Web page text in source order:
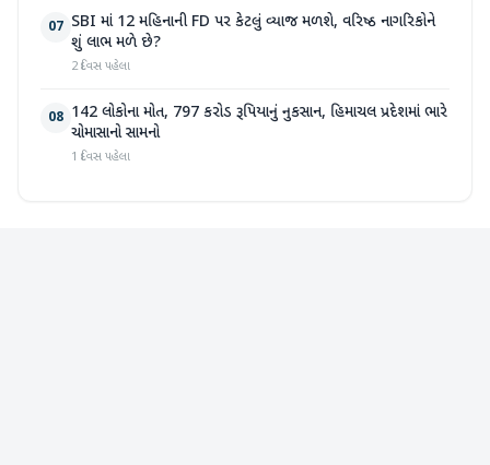
07 SBI માં 12 મહિનાની FD પર કેટલું વ્યાજ મળશે, વરિષ્ઠ નાગરિકોને
શું લાભ મળે છે?
2 દિવસ પહેલા
08 142 લોકોના મોત, 797 કરોડ રૂપિયાનું નુકસાન, હિમાચલ પ્રદેશમાં ભારે
ચોમાસાનો સામનો
1 દિવસ પહેલા